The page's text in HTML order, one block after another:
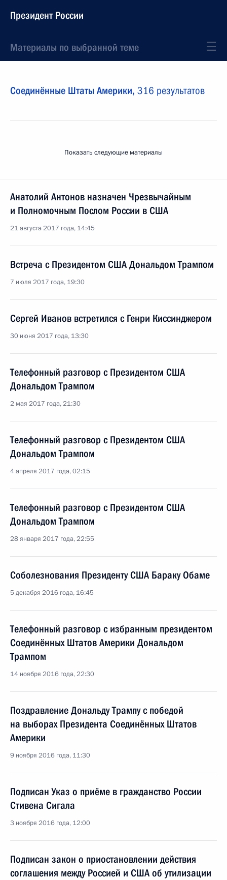
Президент России
Материалы по выбранной теме
Соединённые Штаты Америки, 316 результатов
Показать следующие материалы
Анатолий Антонов назначен Чрезвычайным
и Полномочным Послом России в США
21 августа 2017 года, 14:45
Встреча с Президентом США Дональдом Трампом
7 июля 2017 года, 19:30
Сергей Иванов встретился с Генри Киссинджером
30 июня 2017 года, 13:30
Телефонный разговор с Президентом США
Дональдом Трампом
2 мая 2017 года, 21:30
Телефонный разговор с Президентом США
Дональдом Трампом
4 апреля 2017 года, 02:15
Телефонный разговор с Президентом США
Дональдом Трампом
28 января 2017 года, 22:55
Соболезнования Президенту США Бараку Обаме
5 декабря 2016 года, 16:45
Телефонный разговор с избранным президентом
Соединённых Штатов Америки Дональдом
Трампом
14 ноября 2016 года, 22:30
Поздравление Дональду Трампу с победой
на выборах Президента Соединённых Штатов
Америки
9 ноября 2016 года, 11:30
Подписан Указ о приёме в гражданство России
Стивена Сигала
3 ноября 2016 года, 12:00
Подписан закон о приостановлении действия
соглашения между Россией и США об утилизации